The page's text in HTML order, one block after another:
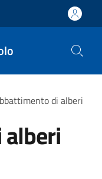
di alberi